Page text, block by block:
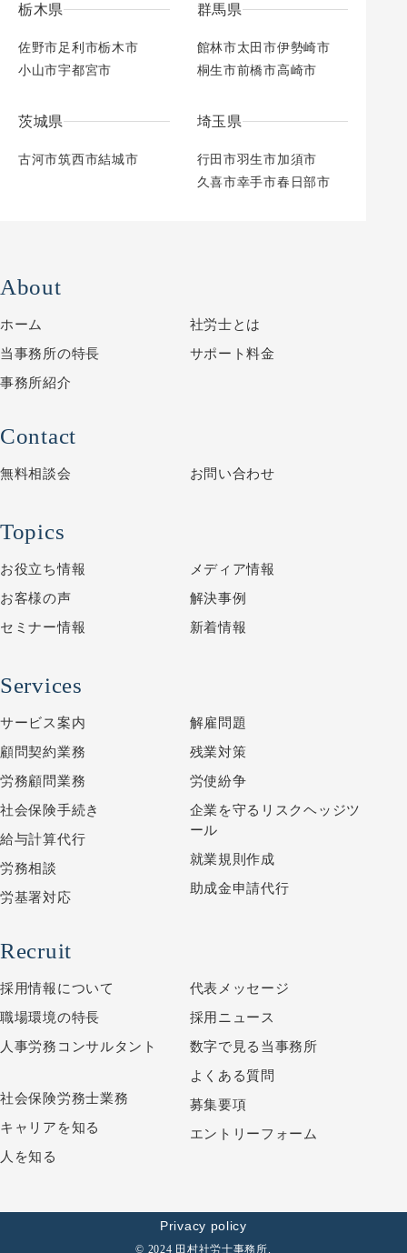
栃木県
佐野市足利市栃木市
小山市宇都宮市
群馬県
館林市太田市伊勢崎市
桐生市前橋市高崎市
茨城県
古河市筑西市結城市
埼玉県
行田市羽生市加須市
久喜市幸手市春日部市
About
ホーム
当事務所の特長
事務所紹介
社労士とは
サポート料金
Contact
無料相談会 お問い合わせ
Topics
お役立ち情報
お客様の声
セミナー情報
メディア情報
解決事例
新着情報
Services
サービス案内
顧問契約業務
労務顧問業務
社会保険手続き
給与計算代行
労務相談
労基署対応
解雇問題
残業対策
労使紛争
企業を守るリスクヘッジツ
ール
就業規則作成
助成金申請代行
Recruit
採用情報について
職場環境の特長
人事労務コンサルタント
社会保険労務士業務
キャリアを知る
人を知る
代表メッセージ
採用ニュース
数字で見る当事務所
よくある質問
募集要項
エントリーフォーム
Privacy policy
© 2024 田村社労士事務所.